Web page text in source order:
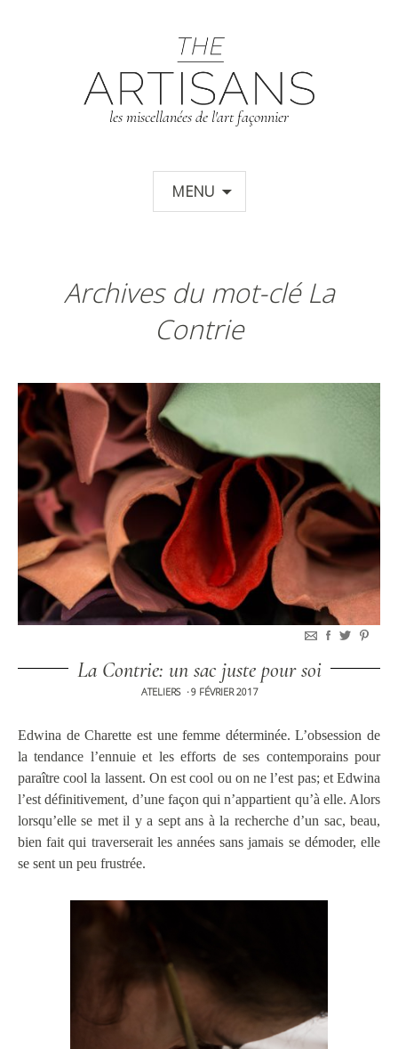
les miscellanées de l'art façonnier
MENU
Archives du mot-clé La
Contrie
La Contrie: un sac juste pour soi
ATELIERS •9 FÉVRIER 2017
Edwina de Charette est une femme déterminée. L’obsession de
la tendance l’ennuie et les efforts de ses contemporains pour
paraître cool la lassent. On est cool ou on ne l’est pas; et Edwina
l’est définitivement, d’une façon qui n’appartient qu’à elle. Alors
lorsqu’elle se met il y a sept ans à la recherche d’un sac, beau,
bien fait qui traverserait les années sans jamais se démoder, elle
se sent un peu frustrée.